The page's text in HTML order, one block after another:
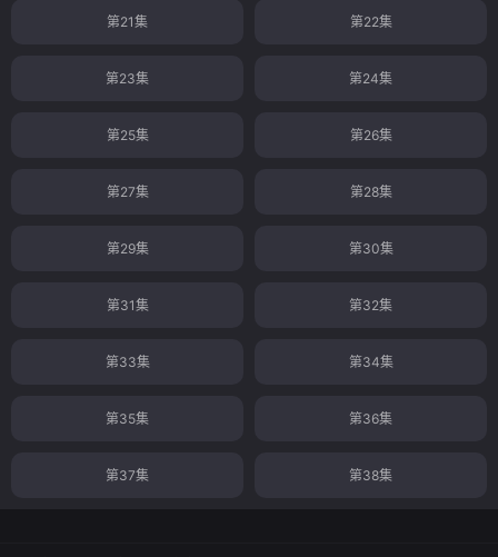
第21集 第22集
第23集 第24集
第25集 第26集
第27集 第28集
第29集 第30集
第31集 第32集
第33集 第34集
第35集 第36集
第37集 第38集